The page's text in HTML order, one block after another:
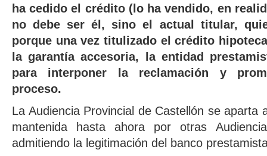
ha cedido el crédito (lo ha vendido, en
no debe ser él, sino el actual titular,
porque una vez titulizado el crédito
la garantía accesoria, la entidad
para interponer la reclamación y
proceso.
La Audiencia Provincial de Castellón se aparta
mantenida hasta ahora por otras
admitiendo la legitimación del banco